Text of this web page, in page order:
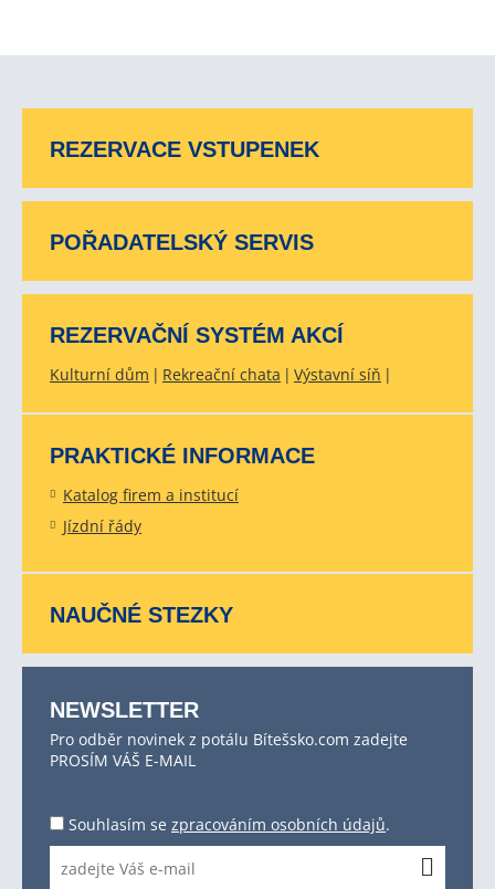
REZERVACE VSTUPENEK
POŘADATELSKÝ SERVIS
REZERVAČNÍ SYSTÉM AKCÍ
Kulturní dům Rekreační chata Výstavní síň
PRAKTICKÉ INFORMACE
Katalog firem a institucí
Jízdní řády
NAUČNÉ STEZKY
NEWSLETTER
Pro odběr novinek z potálu Bítešsko.com zadejte
PROSÍM VÁŠ E-MAIL
Souhlasím se zpracováním osobních údajů.